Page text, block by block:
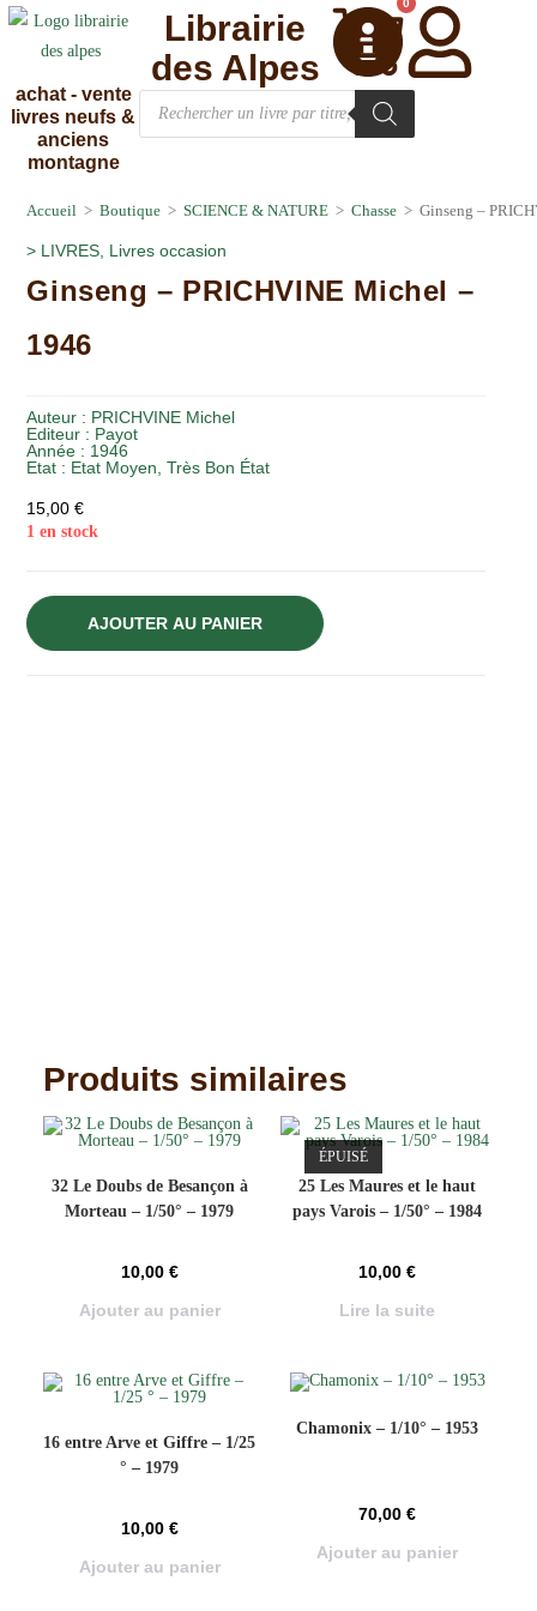
achat - vente
livres neufs &
anciens
montagne
0
Librairie
des Alpes
Accueil > Boutique > SCIENCE & NATURE > Chasse > Ginseng –
> LIVRES, Livres occasion
Ginseng – PRICHVINE Michel –
1946
Auteur : PRICHVINE Michel
Editeur : Payot
Année : 1946
Etat : Etat Moyen,Très Bon État
15,00€
1 en stock
AJOUTER AU PANIER
Produits similaires
32 Le Doubs de Besançon à
Morteau – 1/50° – 1979
10,00 €
Ajouter au panier
ÉPUISÉ
25 Les Maures et le haut
pays Varois – 1/50° – 1984
10,00€
Lire la suite
16 entre Arve et Giffre – 1/25
° – 1979
10,00 €
Ajouter au panier
Chamonix – 1/10° – 1953
70,00€
Ajouter au panier